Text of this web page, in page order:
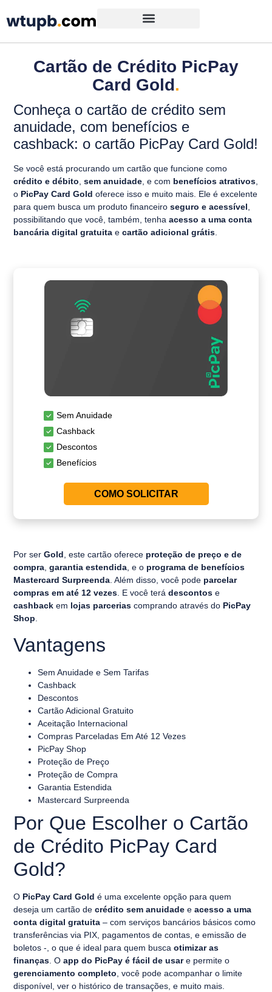
Cartão de Crédito PicPay
Card Gold.
Conheça o cartão de crédito sem
anuidade, com benefícios e
cashback: o cartão PicPay Card Gold!
Se você está procurando um cartão que funcione como
crédito e débito,sem anuidade, e com benefícios atrativos,
o PicPay Card Gold oferece isso e muito mais. Ele é excelente
para quem busca um produto financeiro seguro e acessível,
possibilitando que você, também, tenhaacesso a uma conta
bancária digital gratuita ecartão adicional grátis.
Sem Anuidade
Cashback
Descontos
Benefícios
COMO SOLICITAR
Por serGold , este cartão oferece proteção de preço e de
compra ,garantia estendida , e o programa de benefícios
Mastercard Surpreenda . Além disso, você pode parcelar
compras em até 12vezes . E você terádescontos e
cashback em lojas parcerias comprando através do PicPay
Shop
Vantagens
Sem Anuidade e Sem Tarifas
Cashback
Descontos
Cartão Adicional Gratuito
Aceitação Internacional
Compras Parceladas Em Até 12Vezes
PicPay Shop
Proteção de Preço
Proteção de Compra
Garantia Estendida
Mastercard Surpreenda
Por Que Escolher o Cartão
de Crédito PicPay Card
Gold?
O PicPay Card Gold é uma excelente opção para quem
deseja um cartão decrédito sem anuidade eacesso a uma
conta digital gratuita – com serviços bancários básicos como
transferências via PIX, pagamentos de contas, e emissão de
boletos -, o que é ideal para quem buscaotimizar as
finanças. Oapp do PicPay é fácil de usare permite o
gerenciamento completo, você pode acompanhar o limite
disponível, ver o histórico de transações, e muito mais.